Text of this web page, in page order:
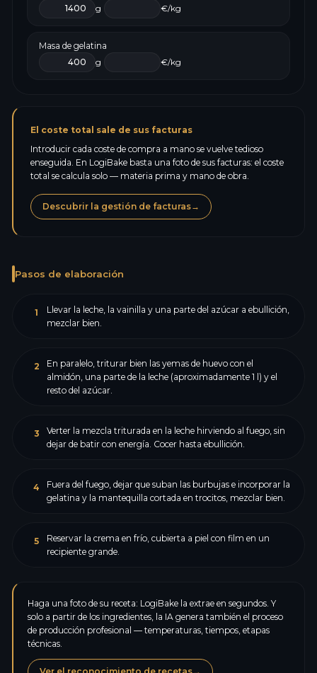
g
€/kg
Masa de gelatina
g
€/kg
El coste total sale de sus facturas
Introducir cada coste de compra a mano se vuelve tedioso
enseguida. En LogiBake basta una foto de sus facturas: el coste
total se calcula solo — materia prima y mano de obra.
Descubrir la gestión de facturas→
Pasos de elaboración
1
Llevar la leche, la vainilla y una parte del azúcar a ebullición,
mezclar bien.
2
En paralelo, triturar bien las yemas de huevo con el
almidón, una parte de la leche (aproximadamente 1 l) y el
resto del azúcar.
3
Verter la mezcla triturada en la leche hirviendo al fuego, sin
dejar de batir con energía. Cocer hasta ebullición.
4
Fuera del fuego, dejar que suban las burbujas e incorporar la
gelatina y la mantequilla cortada en trocitos, mezclar bien.
5
Reservar la crema en frío, cubierta a piel con film en un
recipiente grande.
Haga una foto de su receta: LogiBake la extrae en segundos. Y
solo a partir de los ingredientes, la IA genera también el proceso
de producción profesional — temperaturas, tiempos, etapas
técnicas.